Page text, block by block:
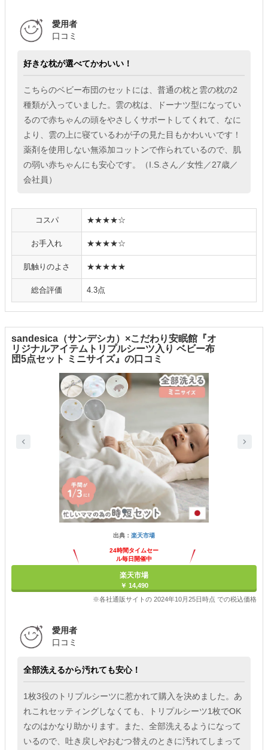
愛用者
口コミ
好きな枕が選べてかわいい！
こちらのベビー布団のセットには、普通の枕と雲の枕の2
種類が入っていました。雲の枕は、ドーナツ型になってい
るので赤ちゃんの頭をやさしくサポートしてくれて、なに
より、雲の上に寝ているわが子の見た目もかわいいです！
薬剤を使用しない無添加コットンで作られているので、肌
の弱い赤ちゃんにも安心です。（I.S.さん／女性／27歳／
会社員）
コスパ ★★★★☆
お手入れ ★★★★☆
肌触りのよさ ★★★★★
総合評価 4.3点
sandesica（サンデシカ）×こだわり安眠館『オ
リジナルアイテムトリプルシーツ入り ベビー布
団5点セット ミニサイズ』の口コミ
出典： 楽天市場
24時間タイムセー
ル毎日開催中
楽天市場
￥ 14,490
※各社通販サイトの 2024年10月25日時点 での税込価格
愛用者
口コミ
全部洗えるから汚れても安心！
1枚3役のトリプルシーツに惹かれて購入を決めました。あ
れこれセッティングしなくても、トリプルシーツ1枚でOK
なのはかなり助かります。また、全部洗えるようになって
いるので、吐き戻しやおむつ替えのときに汚れてしまって